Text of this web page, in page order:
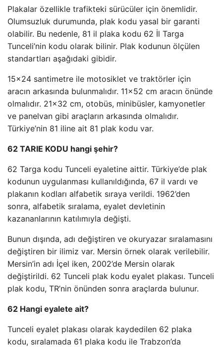
Plakalar özellikle trafikteki sürücüler için önemlidir.
Olumsuzluk durumunda, plak kodu yasal bir garanti
olabilir. Bu nedenle, 81 il plaka kodu 62 İl Targa
Tunceli’nin kodu olarak bilinir. Plak kodunun ölçülen
standartları aşağıdaki gibidir.
15×24 santimetre ile motosiklet ve traktörler için
aracın arkasında bulunmalıdır. 11×52 cm aracın önünde
olmalıdır. 21×32 cm, otobüs, minibüsler, kamyonetler
ve panelvan gibi araçların arkasında olmalıdır.
Türkiye’nin 81 iline ait 81 plak kodu var.
62 TARIE KODU hangi şehir?
62 Targa kodu Tunceli eyaletine aittir. Türkiye’de plak
kodunun uygulanması kullanıldığında, 67 il vardı ve
plakanın kodları alfabetik sıraya verildi. 1962’den
sonra, alfabetik sıralama, eyalet devletinin
kazananlarının katılımıyla değişti.
Bunun dışında, adı değiştiren ve okuryazar sıralamasını
değiştiren bir ilimiz var. Mersin örnek olarak verilebilir.
Mersin’in adı İçel iken, 2002’de Mersin olarak
değiştirildi. 62 Tunceli plak kodu eyalet plakası. Tunceli
plak kodu, TR’nin önünden sonra araçlarda bulunur.
62 Hangi eyalete ait?
Tunceli eyalet plakası olarak kaydedilen 62 plaka
kodu, sıralamada 61 plaka kodu ile Trabzon’da